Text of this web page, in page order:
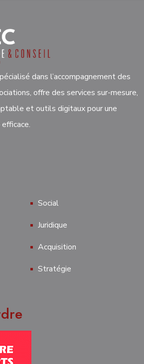
dans l’accompagnement des
offre des services sur-mesure,
et outils digitaux pour une
Social
Juridique
Acquisition
Stratégie